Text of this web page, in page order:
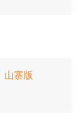
山寨版